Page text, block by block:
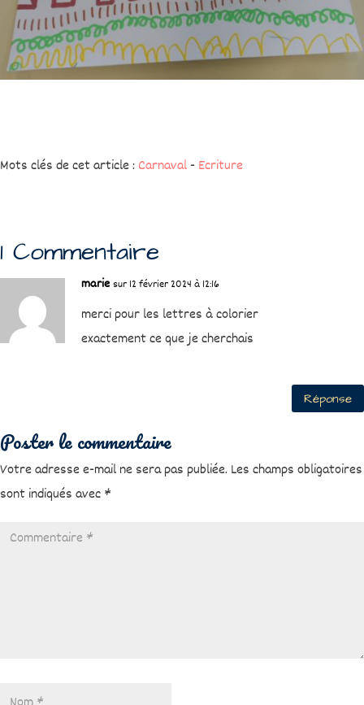
Mots clés de cet article : Carnaval - Ecriture
1 Commentaire
marie sur 12 février 2024 à 12:16
merci pour les lettres à colorier
exactement ce que je cherchais
Réponse
Poster le commentaire
Votre adresse e-mail ne sera pas publiée. Les champs obligatoires
sont indiqués avec *